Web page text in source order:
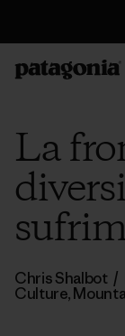
La
Chris Shalbot /
Culture,